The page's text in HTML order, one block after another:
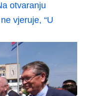
otvaranju
vjeruje, “U